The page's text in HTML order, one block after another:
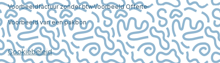
Voorbeeldfactuur zonder btwVoorbeeld Offerte
Voorbeeld van een pakbon
Cookiebeleid